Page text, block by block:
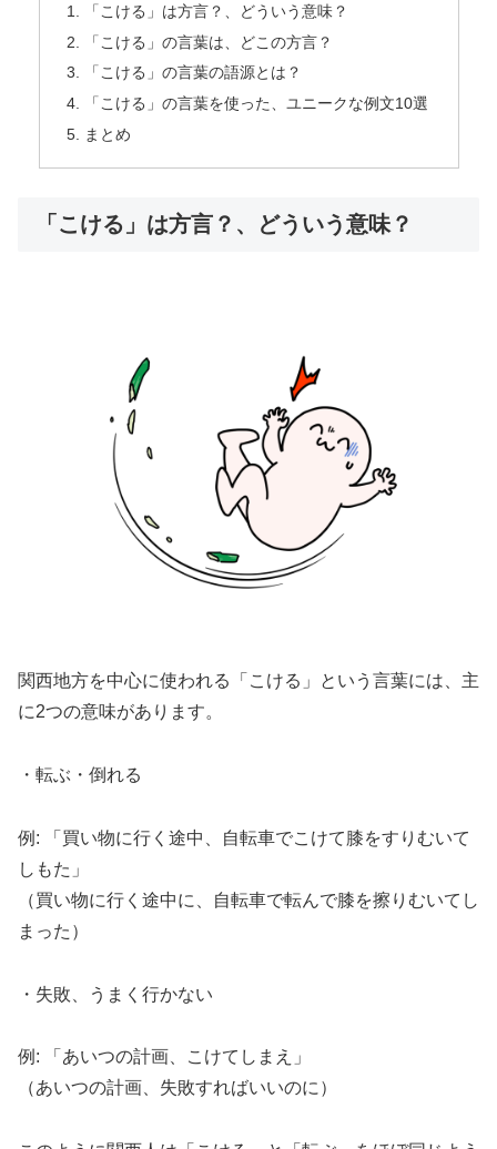
「こける」は方言？、どういう意味？
「こける」の言葉は、どこの方言？
「こける」の言葉の語源とは？
「こける」の言葉を使った、ユニークな例文10選
まとめ
「こける」は方言？、どういう意味？
関西地方を中心に使われる「こける」という言葉には、主
に2つの意味があります。
・転ぶ・倒れる
例: 「買い物に行く途中、自転車でこけて膝をすりむいて
しもた」
（買い物に行く途中に、自転車で転んで膝を擦りむいてし
まった）
・失敗、うまく行かない
例: 「あいつの計画、こけてしまえ」
（あいつの計画、失敗すればいいのに）